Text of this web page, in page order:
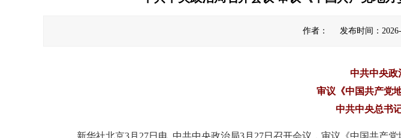
作者： 发布时间：
中共中央政
审议《中国共产党
中共中央总书
新华社北京3月27日电 中共中央政治局3月27日召开会议，审议《中国共产